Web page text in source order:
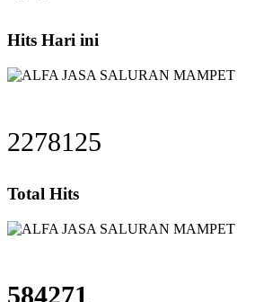
Hits Hari ini
2278125
Total Hits
584271